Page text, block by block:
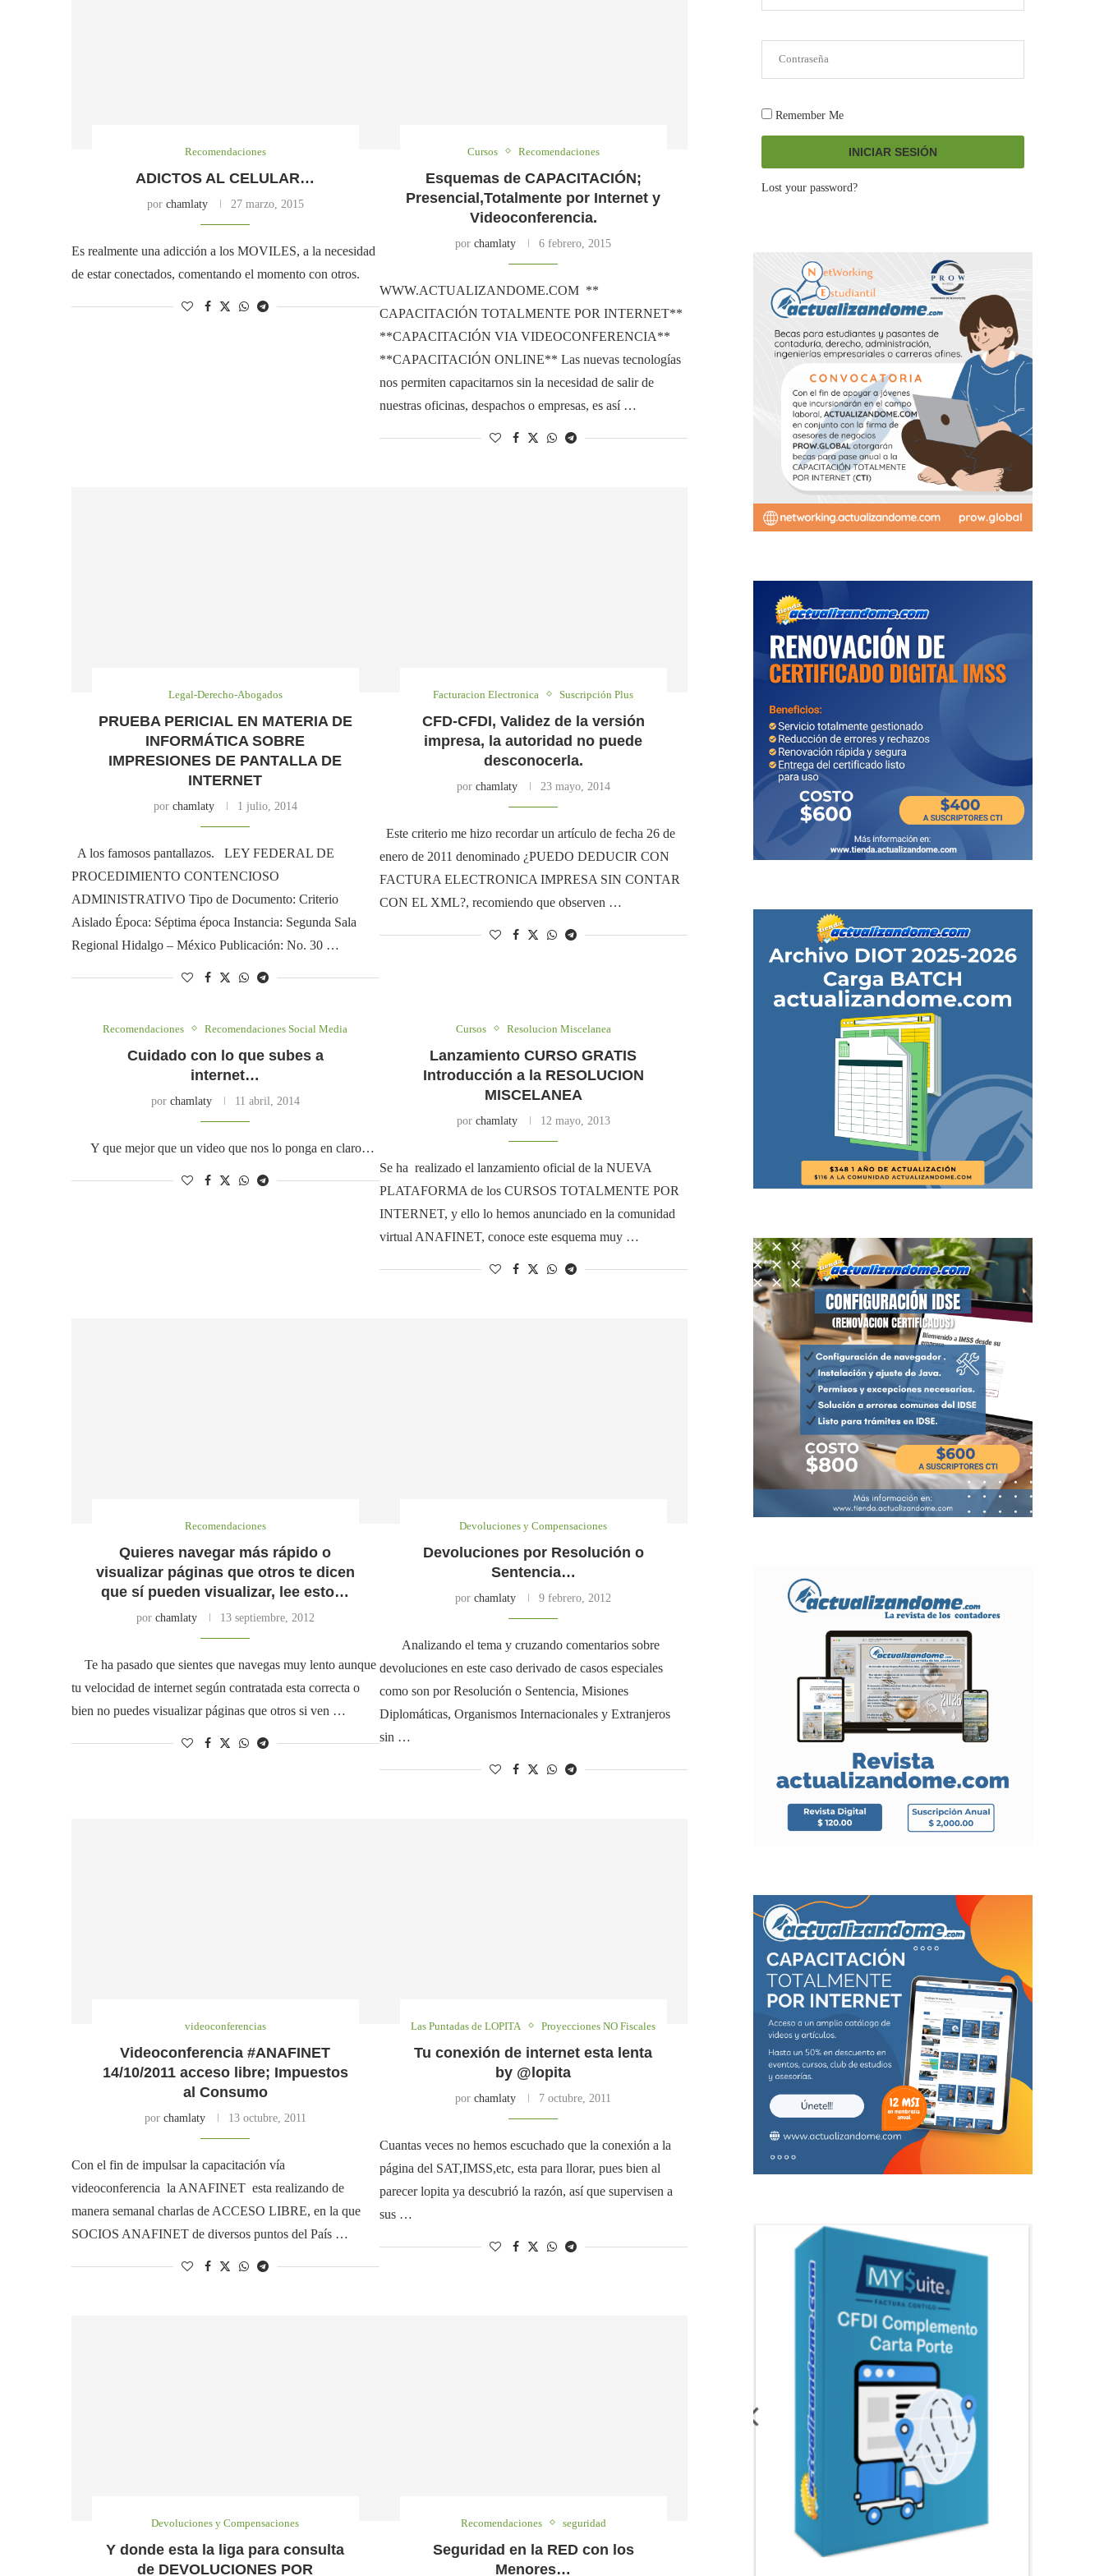
Recomendaciones
ADICTOS AL CELULAR…
por chamlaty 27 marzo, 2015
Es realmente una adicción a los MOVILES, a la necesidad
de estar conectados, comentando el momento con otros.
Cursos Recomendaciones
Esquemas de CAPACITACIÓN;
Presencial,Totalmente por Internet y
Videoconferencia.
porchamlaty 6 febrero, 2015
WWW.ACTUALIZANDOME.COM **
CAPACITACIÓN TOTALMENTE POR INTERNET**
**CAPACITACIÓN VIA VIDEOCONFERENCIA**
**CAPACITACIÓN ONLINE** Las nuevas tecnologías
nos permiten capacitarnos sin la necesidad de salir de
nuestras oficinas, despachos o empresas, es así …
Legal-Derecho-Abogados
PRUEBA PERICIAL EN MATERIA DE
INFORMÁTICA SOBRE
IMPRESIONES DE PANTALLA DE
INTERNET
por chamlaty 1 julio, 2014
A los famosos pantallazos. LEY FEDERAL DE
PROCEDIMIENTO CONTENCIOSO
ADMINISTRATIVO Tipo de Documento: Criterio
Aislado Época: Séptima época Instancia: Segunda Sala
Regional Hidalgo – México Publicación: No. 30 …
Facturacion Electronica Suscripción Plus
CFD-CFDI, Validez de la versión
impresa, la autoridad no puede
desconocerla.
por chamlaty 23 mayo, 2014
Este criterio me hizo recordar un artículo de fecha 26 de
enero de 2011 denominado ¿PUEDO DEDUCIR CON
FACTURA ELECTRONICA IMPRESA SIN CONTAR
CON EL XML?, recomiendo que observen …
Recomendaciones Recomendaciones Social Media
Cuidado con lo que subes a
internet…
por chamlaty 11 abril, 2014
Y que mejor que un video que nos lo ponga en claro…
Cursos Resolucion Miscelanea
Lanzamiento CURSO GRATIS
Introducción a la RESOLUCION
MISCELANEA
por chamlaty 12 mayo, 2013
Se ha realizado el lanzamiento oficial de la NUEVA
PLATAFORMA de los CURSOS TOTALMENTE POR
INTERNET, y ello lo hemos anunciado en la comunidad
virtual ANAFINET, conoce este esquema muy …
Recomendaciones
Quieres navegar más rápido o
visualizar páginas que otros te dicen
que sí pueden visualizar, lee esto…
por chamlaty 13 septiembre, 2012
Te ha pasado que sientes que navegas muy lento aunque
tu velocidad de internet según contratada esta correcta o
bien no puedes visualizar páginas que otros si ven …
Devoluciones y Compensaciones
Devoluciones por Resolución o
Sentencia…
porchamlaty 9 febrero, 2012
Analizando el tema y cruzando comentarios sobre
devoluciones en este caso derivado de casos especiales
como son por Resolución o Sentencia, Misiones
Diplomáticas, Organismos Internacionales y Extranjeros
sin …
videoconferencias
Videoconferencia #ANAFINET
14/10/2011 acceso libre; Impuestos
al Consumo
por chamlaty 13 octubre, 2011
Con el fin de impulsar la capacitación vía
videoconferencia la ANAFINET esta realizando de
manera semanal charlas de ACCESO LIBRE, en la que
SOCIOS ANAFINET de diversos puntos del País …
Las Puntadas de LOPITA Proyecciones NO Fiscales
Tu conexión de internet esta lenta
by @lopita
porchamlaty 7 octubre, 2011
Cuantas veces no hemos escuchado que la conexión a la
página del SAT,IMSS,etc, esta para llorar, pues bien al
parecer lopita ya descubrió la razón, así que supervisen a
sus …
Devoluciones y Compensaciones
Y donde esta la liga para consulta
de DEVOLUCIONES POR
Recomendaciones seguridad
Seguridad en la RED con los
Menores…
Remember Me
INICIAR SESIÓN
Lost your password?